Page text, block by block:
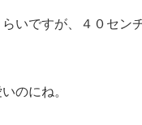
いですが、４０セン
のにね。